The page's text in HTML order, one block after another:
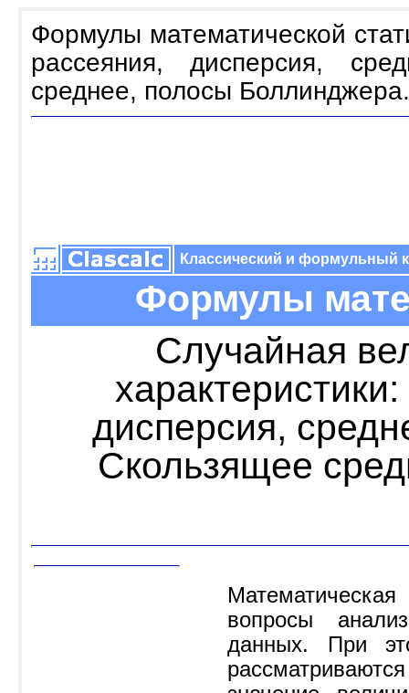
Формулы математической
рассеяния, дисперсия,
среднее, полосы Боллинджера.
Классический и формульный
Формулы
Случайная
дисперсия,
Скользящее
вопросы
данных. При